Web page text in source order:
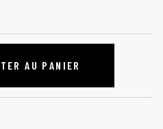
AU PANIER